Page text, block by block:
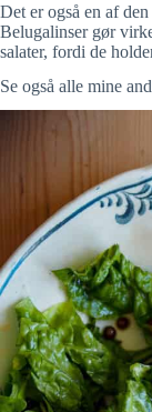
Det er også en af
Belugalinser gør
salater, fordi de
Se også alle mine